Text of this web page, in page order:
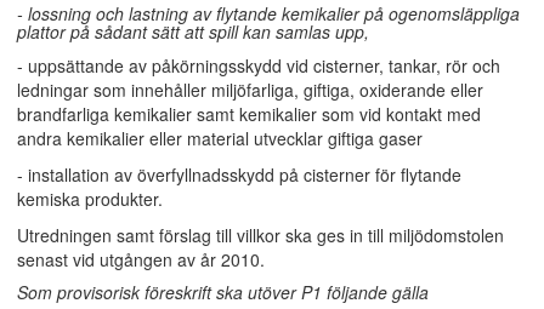
- lossning och lastning av flytande kemikalier på ogenomsläppliga
plattor på sådant sätt att spill kan samlas upp,
- uppsättande av påkörningsskydd vid cisterner, tankar, rör och
ledningar som innehåller miljöfarliga, giftiga, oxiderande eller
brandfarliga kemikalier samt kemikalier som vid kontakt med
andra kemikalier eller material utvecklar giftiga gaser
- installation av överfyllnadsskydd på cisterner för flytande
kemiska produkter.
Utredningen samt förslag till villkor ska ges in till miljödomstolen
senast vid utgången av år 2010.
Som provisorisk föreskrift ska utöver P1 följande gälla